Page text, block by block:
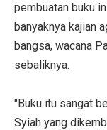
pembuatan buku
banyaknya kajian
bangsa, wacana
sebaliknya.
"Buku itu sangat
Syiah yang